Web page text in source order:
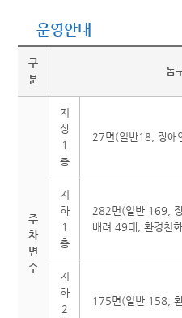
운영안내
구
분
돔
주
차
면
수
지
상
1
층
27면(일반18, 장애
지
하
1
층
282면(일반 169,
배려 49대, 환경친
지
하
2
175면(일반 158,